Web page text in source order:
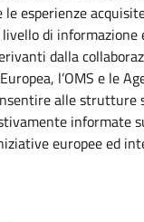
le esperienze
di informazione
dalla
l’OMS e le
alle strutture
informate
europee ed